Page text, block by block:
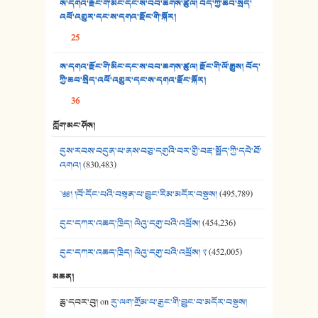
36. ཟླ་གཞོན་སྙན་དབྱངས། - ཟླ་སྒྲོན།
38. ཡབ་ཡུམ། - ཟླ་སྒྲོན།
ས་དགའ་རྫོང་གི་མིང་དང་ས་བབ་ཆགས་ཚུལ། བོད་ཀྱི་ཆབ་སྲིད་
འཕོ་འགྱུར་དང་ས་དགའ་རྫོང་གི་སྐོར།
25
ས་དགའ་རྫོང་གི་མིང་དང་ས་བབ་ཆགས་ཚུལ། རྫོང་གི་ལོ་རྒྱུས། བོད་
ཀྱི་ཆབ་སྲིད་འཕོ་འགྱུར་དང་ས་དགའ་རྫོང་སྐོར།
36
ཀློག་མང་ཤོས།
དུས་རབས་བདུན་པ་ནས་བཅུ་དགུའི་བར་གྱི་བརྡ་སྤྲོད་ཀྱི་དཔེ་ཐོ་
འགའ།(830,483)
༄༅། །བོ་དོང་པའི་བསྟན་པ་བྱུང་རིམ་མདོར་བསྡུས།(495,789)
དུང་དཀར་འཆད་ཁྲིད། ལེའུ་དགུ་པའི་འཕྲོས།(454,236)
དུང་དཀར་འཆད་ཁྲིད། ལེའུ་དགུ་པའི་འཕྲོས། ༢(452,005)
མཆན།
ཆུ་དབར་བུ།onརུ་ལག་གྲོམ་པ་རྒྱང་གི་བྱུང་བ་མདོར་བསྡུས།